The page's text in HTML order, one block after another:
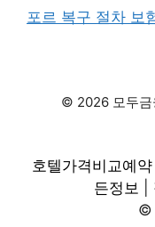
포르 복구 절차 보
© 2026 모두금
호텔가격비교예약
든정보
©